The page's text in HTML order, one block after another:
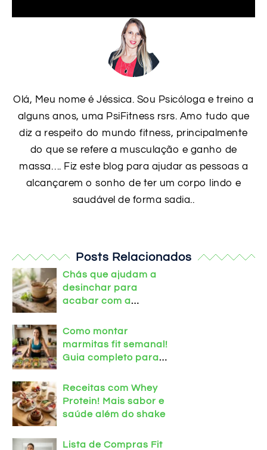
Olá, Meu nome é Jéssica. Sou Psicóloga e treino a
alguns anos, uma PsiFitness rsrs. Amo tudo que
diz a respeito do mundo fitness, principalmente
do que se refere a musculação e ganho de
massa…. Fiz este blog para ajudar as pessoas a
alcançarem o sonho de ter um corpo lindo e
saudável de forma sadia..
Posts Relacionados
Chás que ajudam a
desinchar para
acabar com a
Como montar
marmitas fit semanal!
Guia completo para
Receitas com Whey
Protein! Mais sabor e
saúde além do shake
Lista de Compras Fit